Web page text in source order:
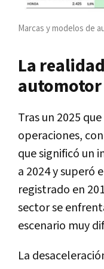
Marcas y modelos de
La
automotor
Tras un 2025
operaciones,
que significó un
a 2024 y superó
registrado en
sector se
escenario muy
La